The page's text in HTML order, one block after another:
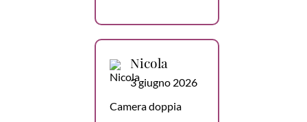
Nicola
3 giugno 2026
Camera doppia